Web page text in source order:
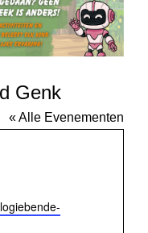
Genk
« Alle Evenementen